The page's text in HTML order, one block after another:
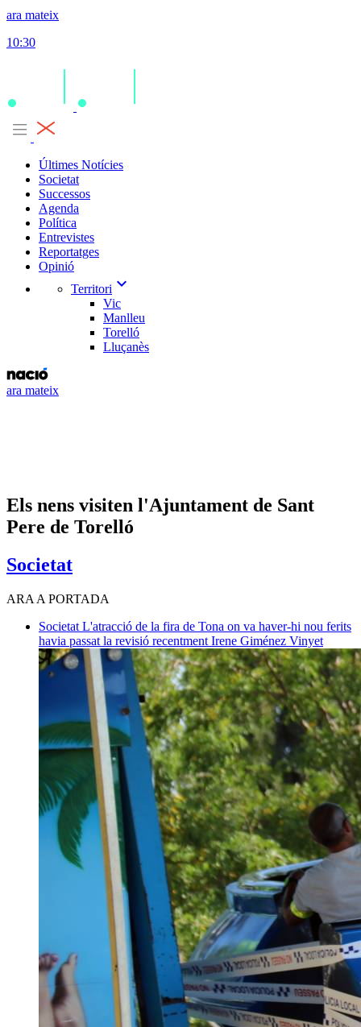
ara mateix
10:30
Últimes Notícies
Societat
Successos
Agenda
Política
Entrevistes
Reportatges
Opinió
Territori expand_more
Vic
Manlleu
Torelló
Lluçanès
ara mateix
Els nens visiten l'Ajuntament de Sant
Pere de Torelló
Societat
ARA A PORTADA
Societat L'atracció de la fira de Tona on va haver-hi nou ferits
havia passat la revisió recentment Irene Giménez Vinyet